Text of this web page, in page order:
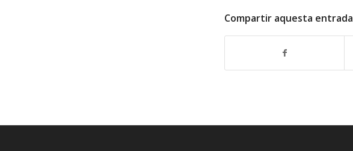
Compartir aquesta entrada